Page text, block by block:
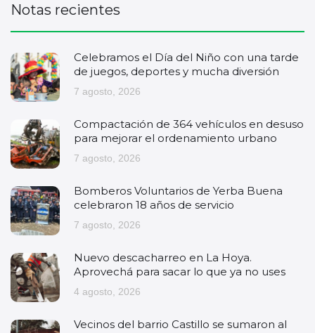
Notas recientes
Celebramos el Día del Niño con una tarde
de juegos, deportes y mucha diversión
7 agosto, 2026
Compactación de 364 vehículos en desuso
para mejorar el ordenamiento urbano
7 agosto, 2026
Bomberos Voluntarios de Yerba Buena
celebraron 18 años de servicio
7 agosto, 2026
Nuevo descacharreo en La Hoya.
Aprovechá para sacar lo que ya no uses
4 agosto, 2026
Vecinos del barrio Castillo se sumaron al